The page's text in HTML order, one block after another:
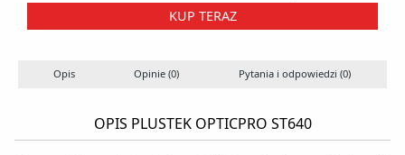
KUP TERAZ
Opis Opinie (0) Pytania i odpowiedzi (0)
OPIS PLUSTEK OPTICPRO ST640